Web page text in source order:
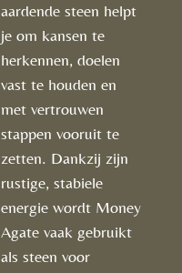
aardende steen helpt
je om kansen te
herkennen, doelen
vast te houden en
met vertrouwen
stappen vooruit te
zetten. Dankzij zijn
rustige, stabiele
energie wordt Money
Agate vaak gebruikt
als steen voor